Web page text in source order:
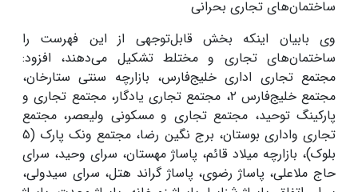
ساختمان‌های تجاری بحرانی
وی بابیان اینکه بخش قابل‌توجهی از این فهرست را
ساختمان‌های تجاری و مختلط تشکیل می‌دهند، افزود:
مجتمع تجاری اداری خلیج‌فارس، بازارچه سنتی ستارخان،
مجتمع خلیج‌فارس ۲، مجتمع تجاری یادگار، مجتمع تجاری و
پارکینگ توحید، مجتمع تجاری و مسکونی ولیعصر، مجتمع
تجاری واداری بوستان، برج نگین رضا، مجتمع ونک پارک (۵
بلوک)، بازارچه میلاد قائم، پاساژ مهستان، سرای وحید، سرای
حاج ملاعلی، پاساژ رضوی، پاساژ گراند هتل، سرای سیدولی،